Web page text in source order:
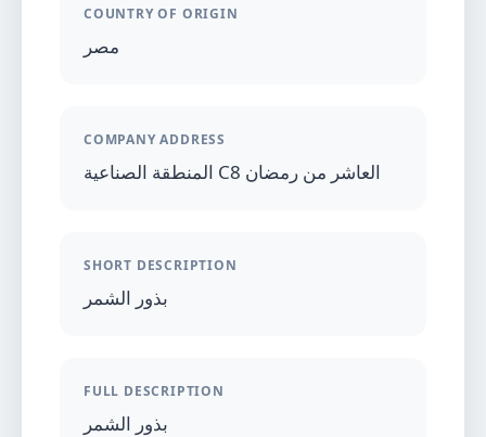
COUNTRY OF ORIGIN
مصر
COMPANY ADDRESS
المنطقة الصناعية C8 العاشر من رمضان
SHORT DESCRIPTION
بذور الشمر
FULL DESCRIPTION
بذور الشمر